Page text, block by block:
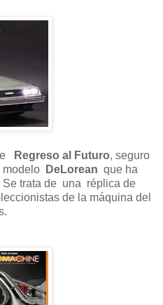
Regreso al Futuro, seguro
modelo
DeLorean que ha
Se trata de una réplica de
de la máquina del